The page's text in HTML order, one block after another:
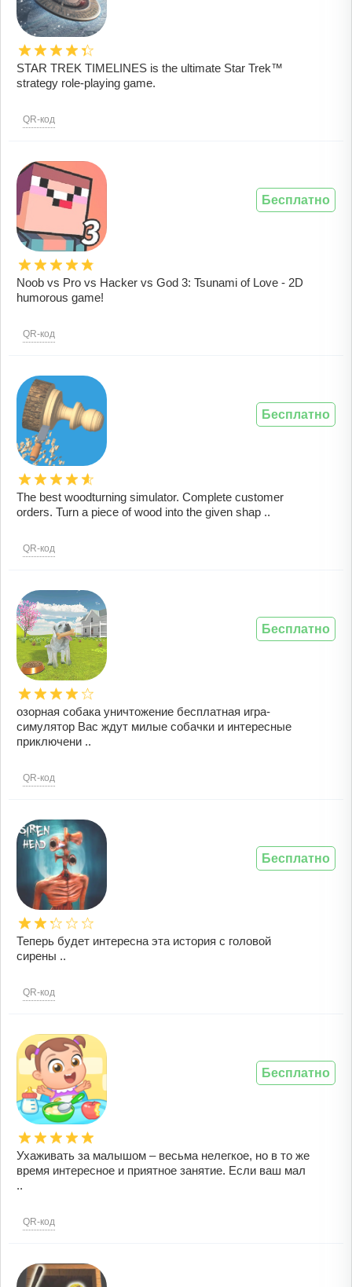
STAR TREK TIMELINES is the ultimate Star Trek™
strategy role-playing game.
QR-код
Noob vs Pro vs Hacker vs God 3: Tsunami of Love - 2D
humorous game!
QR-код
Бесплатно
The best woodturning simulator. Complete customer
orders. Turn a piece of wood into the given shap ..
QR-код
Бесплатно
озорная собака уничтожение бесплатная игра-
симулятор Вас ждут милые собачки и интересные
приключени ..
QR-код
Бесплатно
Теперь будет интересна эта история с головой
сирены ..
QR-код
Бесплатно
Ухаживать за малышом – весьма нелегкое, но в то же
время интересное и приятное занятие. Если ваш мал
..
QR-код
Бесплатно